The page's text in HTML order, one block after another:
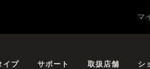
マ
イプ サポート 取扱店舗 シ